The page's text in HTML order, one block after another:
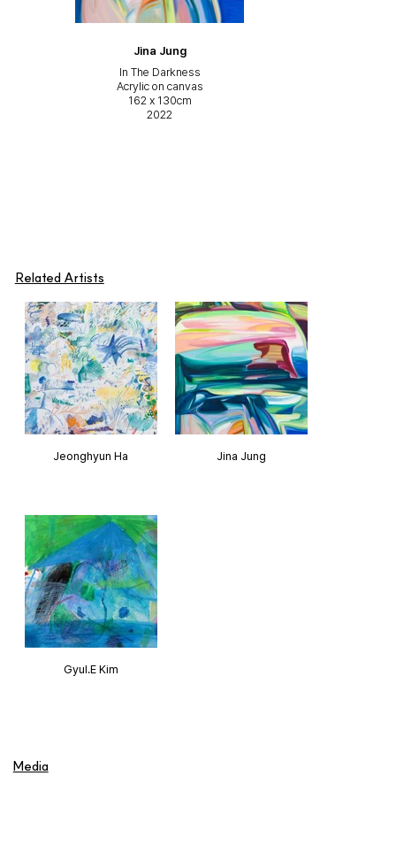
Jina Jung
In The Darkness
Acrylic on canvas
162 x 130cm
2022
Jeonghyun Ha
Draw Without Drawing 124
Oil color, oil bar and pastel on
canvas
150 x 192cm
Gyul.E Kim
파랑이 샘솟아
Oil, acrylic, paint spray, pastel on
paper
130 x 162cm
Jeonghyun Ha
Draw Without Drawing 171
Oil on canvas
80.3 x 80.3cm
2024
Jeonghyun Ha
Draw Without Drawing 169
Oil on canvas
80.3 x 80.3cm
2024
Jeonghyun Ha
Draw Without Drawing 168
Oil on canvas
91 x 91cm
2024
Jeonghyun Ha
Draw Without Drawing 119
Oil color, oil bar and pastel on
canvas
144 x 88cm
Jeonghyun Ha
Draw Without Drawing 120
Oil color, oil bar and pastel on
canvas
144 x 88cm
Jeonghyun Ha
Draw Without Drawing 135
Oil color, oil bar and pastel on
canvas
31.8 x 31.8cm
Jeonghyun Ha
Draw Without Drawing 134
Oil color, oil bar and pastel on
canvas
31.8 x 31.8cm
Jeonghyun Ha
Draw Without Drawing 132
Oil color, oil bar and pastel on
canvas
24.2 x 33.4cm
Jeonghyun Ha
Draw Without Drawing 131
Oil color, oil bar and pastel on
canvas
24.2 x 33.4cm
Jeonghyun Ha
Draw Without Drawing 172-1
Oil on canvas
64 x 47cm
2024
Jeonghyun Ha
Draw Without Drawing 172-2
Oil on canvas
64 x 47cm
2024
Jeonghyun Ha
Draw Without Drawing 172-3
Oil on canvas
64 x 47cm
2024
Gyul.E Kim
기호가 지나간 자리 4
Oil, acrylic on canvas
22 x 22cm
2024
Gyul.E Kim
이리저리 유영하는 모양 2
Acrylic, paint, paper, sticker, clay
on vinyl
69.5 x 68cm
Gyul.E Kim
거꾸로 펼친 산
Acrylic on paper
29.7 x 21cm
2023
Gyul.E Kim
유실된 데이터 4
Acrylic on canvas
151 x 105cm
2022
그림2.jpgaGyul.E Kim
수평선 기호 6-1였던 것
Oil, acrylic, paint on paper
81.5 x 98cm
2023
Gyul.E Kim
솟아오름 그림
Acrylic on canvas
91 x 116cm
2020
Gyul.E Kim
솟아오름 그림
Acrylic on canvas
22 x 39cm
2020
Gyul.E Kim
솟아오름 연구 드로잉
Acrylic on paper
36 x 27cm
2020
Gyul.E Kim
솟아오름 연구 드로잉
Acrylic on paper
36 x 27cm
2020
Jina Jung
Landscape Elements
Acrylic on canvas
45.5 x 45.5cm
2023
Related Artists
Jeonghyun Ha Jina Jung
Gyul.E Kim
Media